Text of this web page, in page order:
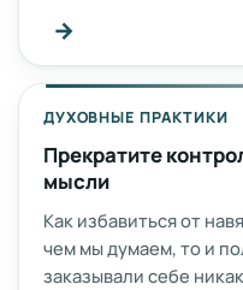
→
ДУХОВНЫЕ ПРАКТИКИ
Прекратите
мысли
Как избавиться от
чем мы думаем, то и
заказывали себе